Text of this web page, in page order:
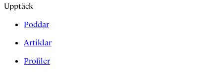
Upptäck
Poddar
Artiklar
Profiler